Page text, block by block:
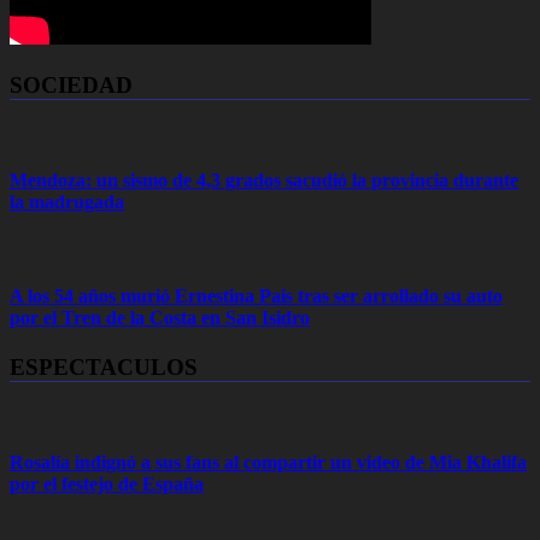
SOCIEDAD
Mendoza: un sismo de 4,3 grados sacudió la provincia durante
la madrugada
A los 54 años murió Ernestina Pais tras ser arrollado su auto
por el Tren de la Costa en San Isidro
ESPECTACULOS
Rosalía indignó a sus fans al compartir un video de Mia Khalifa
por el festejo de España